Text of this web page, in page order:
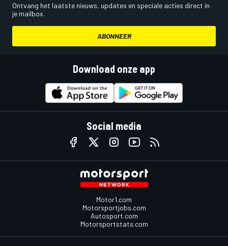
Ontvang het laatste nieuws, updates en speciale acties direct in
je mailbox.
ABONNEER
Download onze app
Social media
Motor1.com
Motorsportjobs.com
Autosport.com
Motorsportstats.com